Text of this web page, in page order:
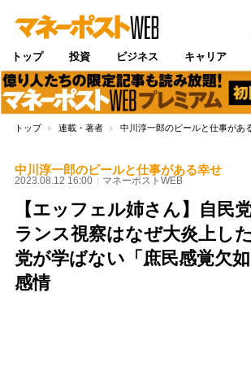
トップ 投資 ビジネス キャリア
トップ 連載・著者 中川淳一郎のビールと仕事があ
中川淳一郎のビールと仕事がある幸せ
2023.08.12 16:00 マネーポストWEB
【エッフェル姉さん】自民
ランス視察はなぜ大炎上し
党が学ばない「庶民感覚欠
感情